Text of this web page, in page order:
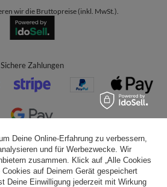
wir die Bruttopreise (inkl. MwSt.).
Sichere Zahlungen
Lieferung
Deine Online-Erfahrung zu verbessern,
und für Werbezwecke. Wir
zusammen. Klick auf „Alle Cookies
auf Deinem Gerät gespeichert
Deine Einwilligung jederzeit mit Wirkung